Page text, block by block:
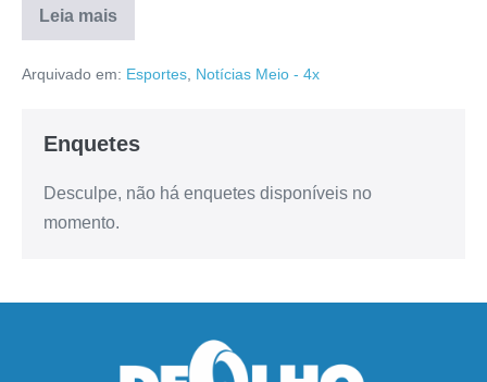
Leia mais
Arquivado em: Esportes, Notícias Meio - 4x
Enquetes
Desculpe, não há enquetes disponíveis no
momento.